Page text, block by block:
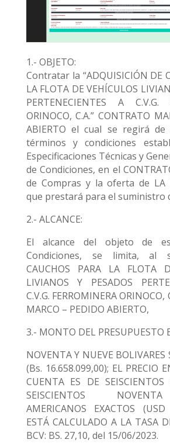
1.- OBJETO:
Contratar la “ADQUISICIÓN DE
LA FLOTA DE VEHÍCULOS
PERTENECIENTES A C.V.G.
ORINOCO, C.A.” CONTRATO
ABIERTO el cual se regirá
términos y condiciones
Especificaciones Técnicas y
de Condiciones, en el
de Compras y la oferta de LA
que prestará para el suministro
2.- ALCANCE:
El alcance del objeto de
Condiciones, se limita, al
CAUCHOS PARA LA FLOTA
LIVIANOS Y PESADOS
C.V.G. FERROMINERA
MARCO – PEDIDO ABIERTO,
3.- MONTO DEL PRESUPUESTO
NOVENTA Y NUEVE
(Bs. 16.658.099,00); EL PRECIO
CUENTA ES DE SEISCIENTOS
SEISCIENTOS
AMERICANOS EXACTOS
ESTÁ CALCULADO A LA TASA
BCV: BS. 27,10, del 15/06/2023.